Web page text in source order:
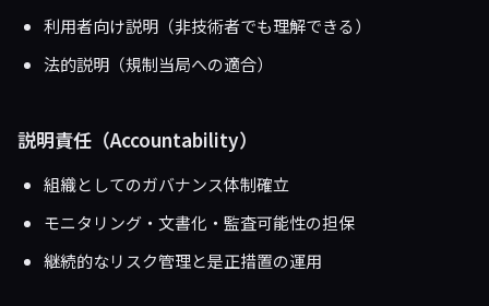
利用者向け説明（非技術者でも理解できる）
法的説明（規制当局への適合）
説明責任（Accountability）
組織としてのガバナンス体制確立
モニタリング・文書化・監査可能性の担保
継続的なリスク管理と是正措置の運用